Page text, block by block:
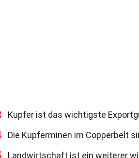
Kupfer ist das wichtigste
Die Kupferminen im Copperbelt
Landwirtschaft ist ein weiterer